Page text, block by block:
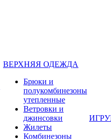
ВЕРХНЯЯ ОДЕЖДА
Брюки и
полукомбинезоны
утепленные
Ветровки и
джинсовки
Жилеты
Комбинезоны